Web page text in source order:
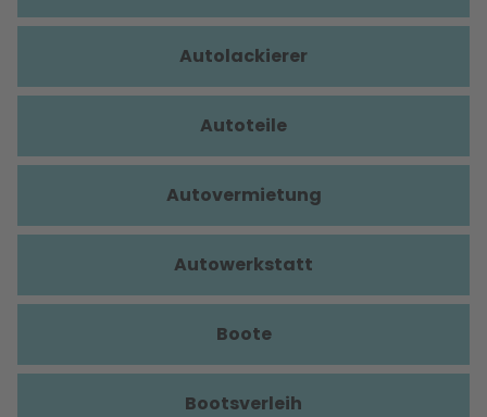
Autolackierer
Autoteile
Autovermietung
Autowerkstatt
Boote
Bootsverleih